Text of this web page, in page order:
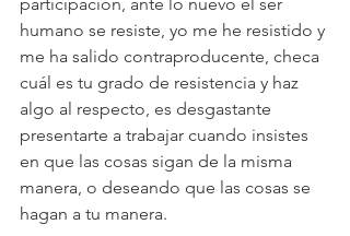
participación, ante lo nuevo el ser
humano se resiste, yo me he resistido y
me ha salido contraproducente, checa
cuál es tu grado de resistencia y haz
algo al respecto, es desgastante
presentarte a trabajar cuando insistes
en que las cosas sigan de la misma
manera, o deseando que las cosas se
hagan a tu manera.